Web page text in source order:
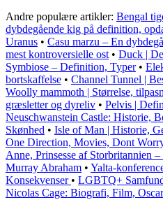
Andre populære artikler: Bengal
dybdegående kig på definition,
Uranus • Casu marzu – En
mest kontroversielle ost • Duck |
Symbiose – Definition, Typer•
bortskaffelse • Channel Tunnel |
Woolly mammoth | Størrelse,
græsletter og dyreliv • Pelvis |
Neuschwanstein Castle: Historie,
Skønhed • Isle of Man | Historie,
One Direction, Movies, Dont
Anne, Prinsesse af Storbritannien
Murray Abraham • Yalta-
Konsekvenser • LGBTQ+
Nicolas Cage: Biografi, Film, Oscar